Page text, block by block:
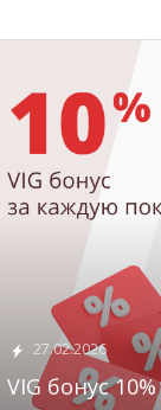
27.02.2026
VIG бонус 10%